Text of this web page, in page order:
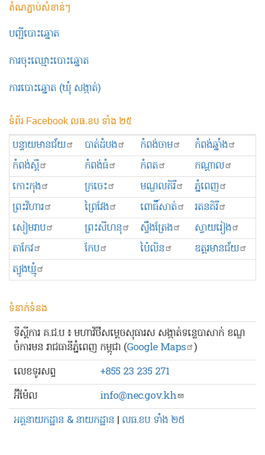
តំណភ្ជាប់សំខាន់ៗ
បញ្ជីបោះឆ្នោត
ការចុះឈ្មោះបោះឆ្នោត
ការបោះឆ្នោត (ឃុំ សង្កាត់)
ទំព័រ Facebook លធ.ខប ទាំង ២៥
បន្ទាយមានជ័យ បាត់ដំបង កំពង់ចាម
កំពង់ឆ្នាំង
កំពង់ស្ពឺ
កំពង់ធំ កំពត
កណ្ដាល
កោះកុង
ក្រចេះ មណ្ឌលគិរី
ភ្នំពេញ
ព្រះ​វិហារ
ព្រៃវែង ពោធិ៍សាត់
រតនគិរី
សៀមរាប
ព្រះសីហនុ ស្ទឹងត្រែង
ស្វាយរៀង
តាកែវ
កែប ប៉ៃលិន
ឧត្ដរមានជ័យ
ត្បូងឃ្មុំ
ទំនាក់ទំនង
ទីស្ដីការ គ.ជ.ប ៖ មហាវិថីសម្ដេចសុធារស សង្កាត់ទន្លេបាសាក់ ខណ្ឌ
ចំការមន រាជធានីភ្នំពេញ កម្ពុជា (Google Maps )
លេខ​ទូរសព្ទ
+855 23 235 271
អ៊ីម៉ែល
info@nec.gov.kh
អគ្គនាយកដ្ឋាន & នាយកដ្ឋាន | លធ.ខប ទាំង ២៥